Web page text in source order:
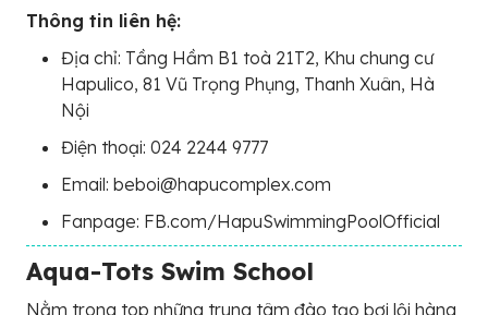
Thông tin liên hệ:
Địa chỉ: Tầng Hầm B1 toà 21T2, Khu chung cư
Hapulico, 81 Vũ Trọng Phụng, Thanh Xuân, Hà
Nội
Điện thoại: 024 2244 9777
Email: beboi@hapucomplex.com
Fanpage: FB.com/HapuSwimmingPoolOfficial
Aqua-Tots Swim School
Nằm trong top những trung tâm đào tạo bơi lội hàng